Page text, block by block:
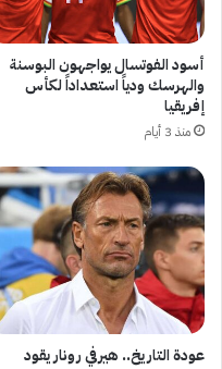
أسود الفوتسال يواجهون البوسنة
والهرسك ودياً استعداداً لكأس
إفريقيا
منذ 3 أيام
عودة التاريخ.. هيرفي رونار يقود